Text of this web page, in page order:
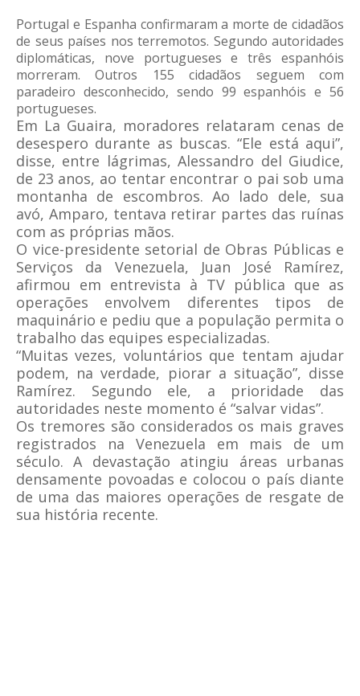
Portugal e Espanha confirmaram a morte de cidadãos
de seus países nos terremotos. Segundo autoridades
diplomáticas, nove portugueses e três espanhóis
morreram. Outros 155 cidadãos seguem com
paradeiro desconhecido, sendo 99 espanhóis e 56
portugueses.
Em La Guaira, moradores relataram cenas de
desespero durante as buscas. “Ele está aqui”,
disse, entre lágrimas, Alessandro del Giudice,
de 23 anos, ao tentar encontrar o pai sob uma
montanha de escombros. Ao lado dele, sua
avó, Amparo, tentava retirar partes das ruínas
com as próprias mãos.
O vice-presidente setorial de Obras Públicas e
Serviços da Venezuela, Juan José Ramírez,
afirmou em entrevista à TV pública que as
operações envolvem diferentes tipos de
maquinário e pediu que a população permita o
trabalho das equipes especializadas.
“Muitas vezes, voluntários que tentam ajudar
podem, na verdade, piorar a situação”, disse
Ramírez. Segundo ele, a prioridade das
autoridades neste momento é “salvar vidas”.
Os tremores são considerados os mais graves
registrados na Venezuela em mais de um
século. A devastação atingiu áreas urbanas
densamente povoadas e colocou o país diante
de uma das maiores operações de resgate de
sua história recente.